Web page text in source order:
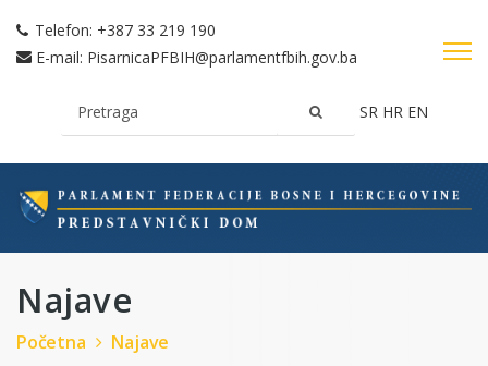
Telefon: +387 33 219 190
E-mail: PisarnicaPFBIH@parlamentfbih.gov.ba
SR HR EN
Najave
Početna Najave